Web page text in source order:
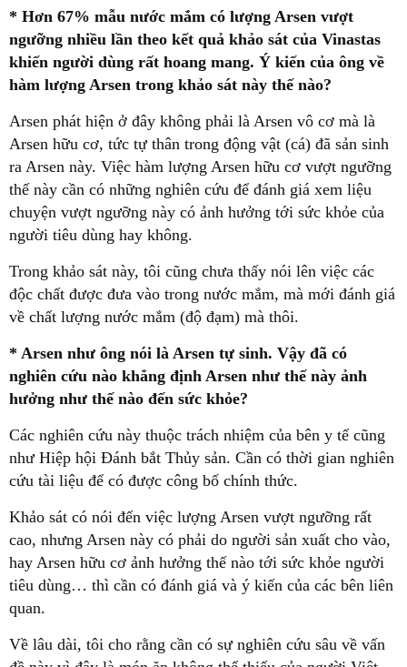
* Hơn 67% mẫu nước mắm có lượng Arsen vượt
ngưỡng nhiều lần theo kết quả khảo sát của Vinastas
khiến người dùng rất hoang mang. Ý kiến của ông về
hàm lượng Arsen trong khảo sát này thế nào?
Arsen phát hiện ở đây không phải là Arsen vô cơ mà là
Arsen hữu cơ, tức tự thân trong động vật (cá) đã sản sinh
ra Arsen này. Việc hàm lượng Arsen hữu cơ vượt ngưỡng
thế này cần có những nghiên cứu để đánh giá xem liệu
chuyện vượt ngưỡng này có ảnh hưởng tới sức khỏe của
người tiêu dùng hay không.
Trong khảo sát này, tôi cũng chưa thấy nói lên việc các
độc chất được đưa vào trong nước mắm, mà mới đánh giá
về chất lượng nước mắm (độ đạm) mà thôi.
* Arsen như ông nói là Arsen tự sinh. Vậy đã có
nghiên cứu nào khẳng định Arsen như thế này ảnh
hưởng như thế nào đến sức khỏe?
Các nghiên cứu này thuộc trách nhiệm của bên y tế cũng
như Hiệp hội Đánh bắt Thủy sản. Cần có thời gian nghiên
cứu tài liệu để có được công bố chính thức.
Khảo sát có nói đến việc lượng Arsen vượt ngưỡng rất
cao, nhưng Arsen này có phải do người sản xuất cho vào,
hay Arsen hữu cơ ảnh hưởng thế nào tới sức khỏe người
tiêu dùng… thì cần có đánh giá và ý kiến của các bên liên
quan.
Về lâu dài, tôi cho rằng cần có sự nghiên cứu sâu về vấn